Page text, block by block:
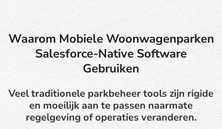
Waarom Mobiele Woonwagenparken
Salesforce-Native Software
Gebruiken
Veel traditionele parkbeheer tools zijn rigide
en moeilijk aan te passen naarmate
regelgeving of operaties veranderen.